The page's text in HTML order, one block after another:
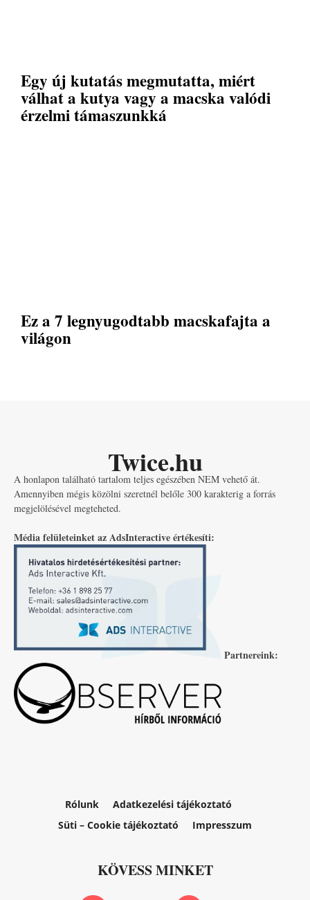
Egy új kutatás megmutatta, miért
válhat a kutya vagy a macska valódi
érzelmi támaszunkká
Ez a 7 legnyugodtabb macskafajta a
világon
Twice.hu
A honlapon található tartalom teljes egészében NEM vehető át.
Amennyiben mégis közölni szeretnél belőle 300 karakterig a forrás
megjelölésével megteheted.
Média felületeinket az AdsInteractive értékesíti:
Partnereink:
Rólunk
Adatkezelési tájékoztató
Süti – Cookie tájékoztató
Impresszum
KÖVESS MINKET